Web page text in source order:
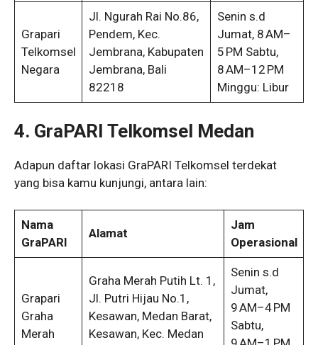
Grapari
Telkomsel
Negara
Jl. Ngurah Rai No.86,
Pendem, Kec.
Jembrana, Kabupaten
Jembrana, Bali
82218
Senin s.d
Jumat, 8 AM–
5 PM Sabtu,
8 AM–12 PM
Minggu: Libur
4. GraPARI Telkomsel Medan
Adapun daftar lokasi GraPARI Telkomsel terdekat
yang bisa kamu kunjungi, antara lain:
Nama
GraPARI
Alamat
Jam
Operasional
Grapari
Graha
Merah
Graha Merah Putih Lt. 1,
Jl. Putri Hijau No.1,
Kesawan, Medan Barat,
Kesawan, Kec. Medan
Senin s.d
Jumat,
9 AM–4 PM
Sabtu,